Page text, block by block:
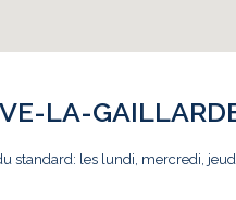
LA-
standard: les lundi, mercredi,